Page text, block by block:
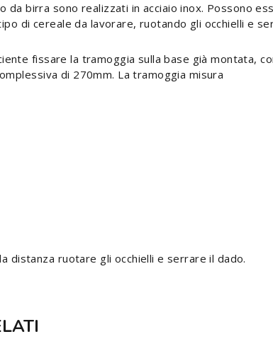
birra sono realizzati in acciaio inox. Possono
di cereale da lavorare, ruotando gli occhielli e
fissare la tramoggia sulla base già montata,
di 270mm. La tramoggia misura
distanza ruotare gli occhielli e serrare il dado.